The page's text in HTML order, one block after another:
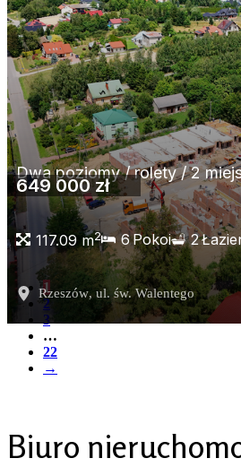
Dwa poziomy / rolety / 2
649 000 zł
117.09 m2 6Pokoi 2
Rzeszów, ul. św. Walentego
1
2
3
…
22
→
Biuro